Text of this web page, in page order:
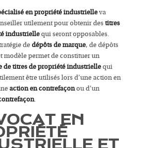
en propriété industrielleva
utilement pour obtenir destitres
industriellequi seront opposables.
dedépôts de marque, de dépôts
modèle permet de constituer un
de titres de propriété industriellequi
être utilisés lors d’une action en
action en contrefaçonou d’un
.
EN